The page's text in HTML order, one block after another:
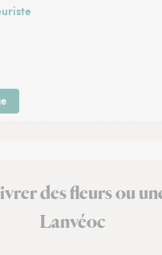
des fleurs ou
Lanvéoc